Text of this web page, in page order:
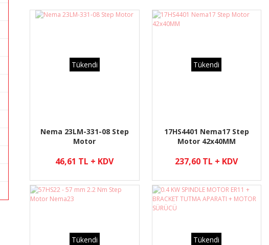
Tükendi
Nema 23LM-331-08 Step
Motor
46,61 TL + KDV
Tükendi
17HS4401 Nema17 Step
Motor 42x40MM
237,60 TL + KDV
Tükendi Tükendi